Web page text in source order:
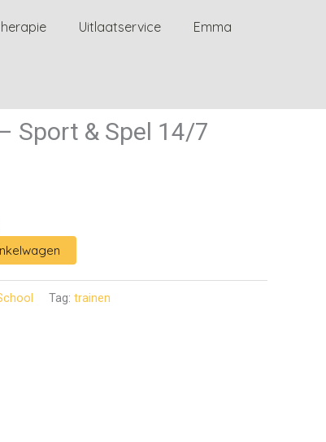
Uitlaatservice Emma
Sport & Spel 14/7
Tag: trainen